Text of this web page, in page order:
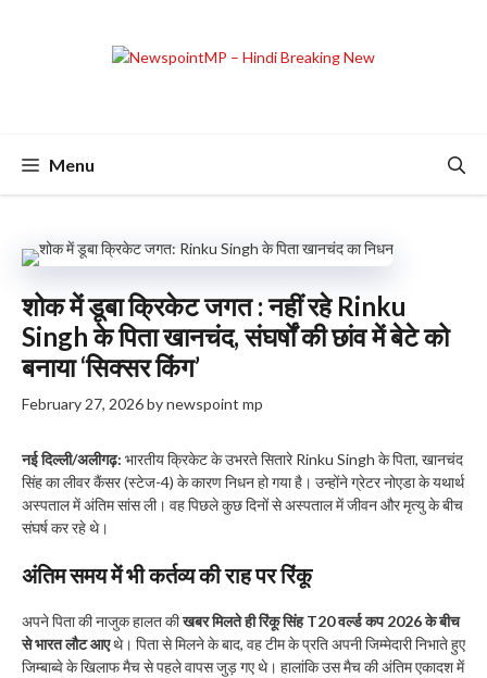
Menu
शोक में डूबा क्रिकेट जगत : नहीं रहे Rinku
Singh के पिता खानचंद, संघर्षों की छांव में बेटे को
बनाया ‘सिक्सर किंग’
February 27, 2026bynewspoint mp
नई दिल्ली/अलीगढ़: भारतीय क्रिकेट के उभरते सितारे Rinku Singh के पिता, खानचंद
सिंह का लीवर कैंसर (स्टेज-4) के कारण निधन हो गया है। उन्होंने ग्रेटर नोएडा के यथार्थ
अस्पताल में अंतिम सांस ली। वह पिछले कुछ दिनों से अस्पताल में जीवन और मृत्यु के बीच
संघर्ष कर रहे थे।
अंतिम समय में भी कर्तव्य की राह पर रिंकू ​
अपने पिता की नाजुक हालत कीखबर मिलते ही रिंकू सिंह T20 वर्ल्ड कप 2026 के बीच
से भारत लौट आएथे। पिता से मिलने के बाद, वह टीम के प्रति अपनी जिम्मेदारी निभाते हुए
जिम्बाब्वे के खिलाफ मैच से पहले वापस जुड़ गए थे। हालांकि उस मैच की अंतिम एकादश में